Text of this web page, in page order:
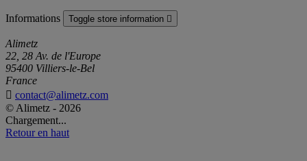
Informations Toggle store information 
Alimetz
22, 28 Av. de l'Europe
95400 Villiers-le-Bel
France
 contact@alimetz.com
© Alimetz - 2026
Chargement...
Retour en haut